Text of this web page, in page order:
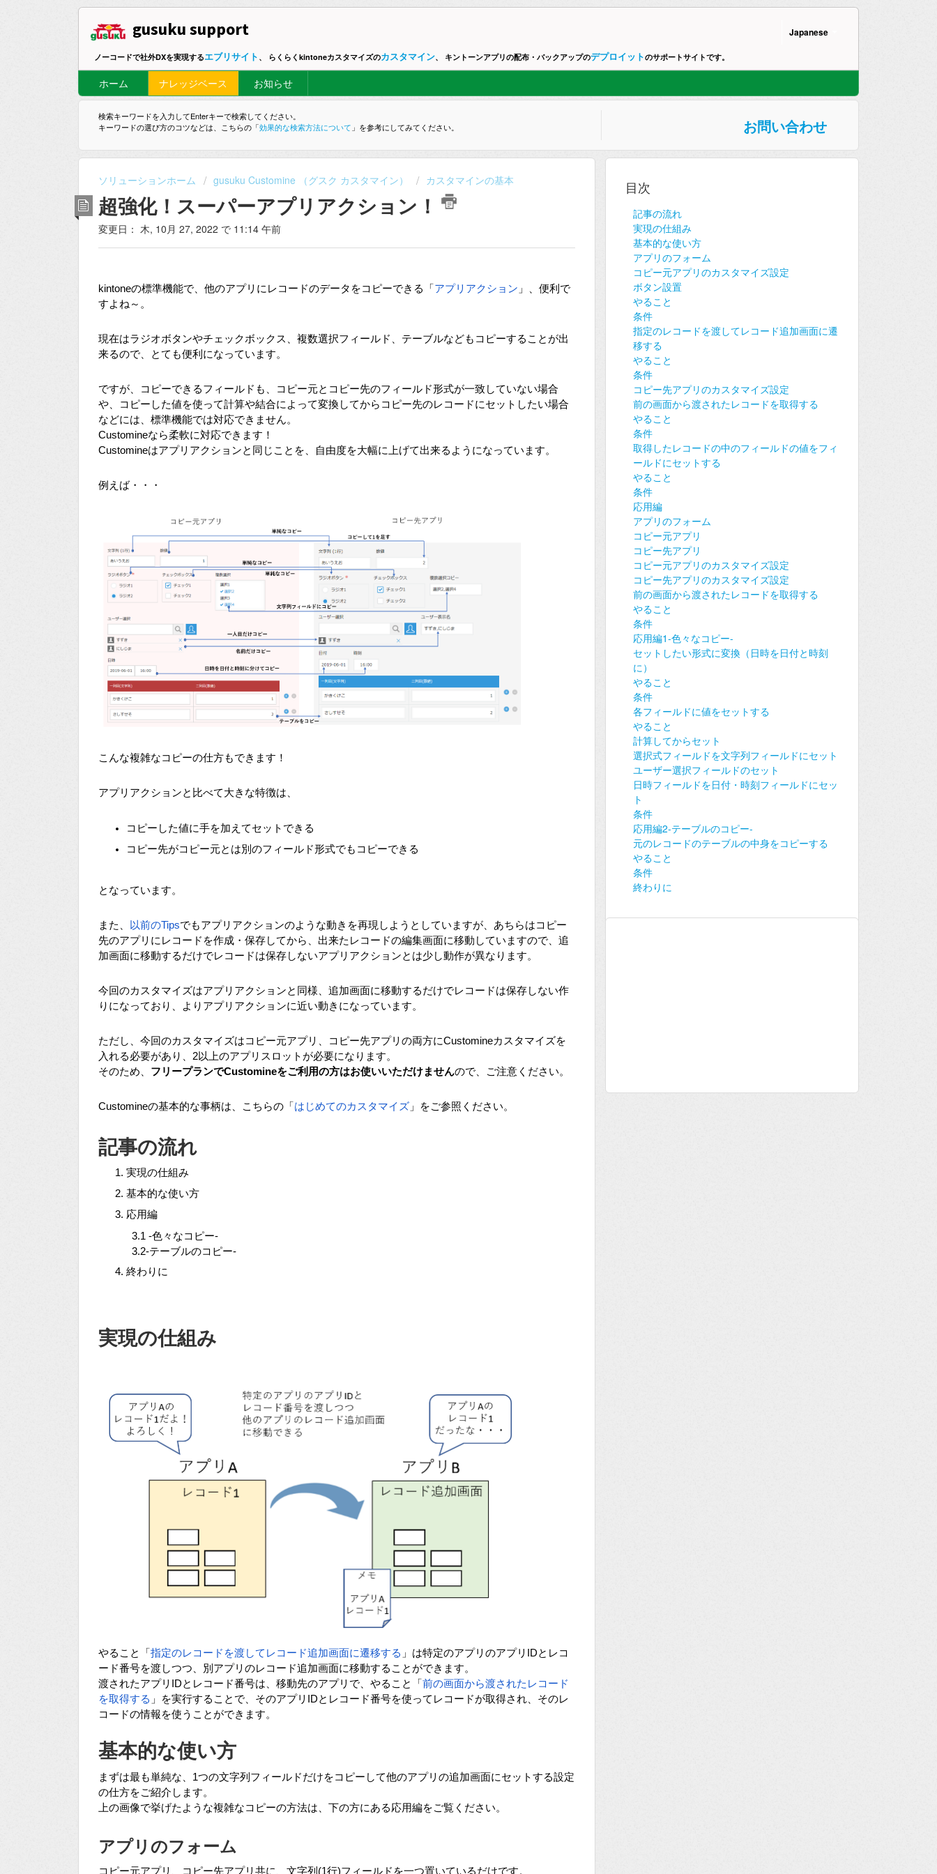
gusuku support
ノーコードで社外DXを実現するエブリサイト 、 らくらくkintoneカスタマイズのカスタマイン、 キントーンアプリの配布・バックアップのデプロイットのサポートサイトです。
Japanese
ホーム ナレッジベース お知らせ
検索キーワードを入力してEnterキーで検索してください。
キーワードの選び方のコツなどは、こちらの「効果的な検索方法について 」を参考にしてみてください。 お問い合わせ
ソリューションホーム gusuku Customine （グスク カスタマイン） カスタマインの基本
超強化！スーパーアプリアクション！
変更日： 木, 10月 27, 2022 で 11:14 午前
kintoneの標準機能で、他のアプリにレコードのデータをコピーできる「 アプリアクション 」、便利で
すよね～。
現在はラジオボタンやチェックボックス、複数選択フィールド、テーブルなどもコピーすることが出
来るので、とても便利になっています。
ですが、コピーできるフィールドも、コピー元とコピー先のフィールド形式が一致していない場合
や、コピーした値を使って計算や結合によって変換してからコピー先のレコードにセットしたい場合
などには、標準機能では対応できません。
Customineなら柔軟に対応できます！
Customineはアプリアクションと同じことを、自由度を大幅に上げて出来るようになっています。
例えば・・・
こんな複雑なコピーの仕方もできます！
アプリアクションと比べて大きな特徴は、
コピーした値に手を加えてセットできる
コピー先がコピー元とは別のフィールド形式でもコピーできる
となっています。
また、 以前のTipsでもアプリアクションのような動きを再現しようとしていますが、あちらはコピー
先のアプリにレコードを作成・保存してから、出来たレコードの編集画面に移動していますので、追
加画面に移動するだけでレコードは保存しないアプリアクションとは少し動作が異なります。
今回のカスタマイズはアプリアクションと同様、追加画面に移動するだけでレコードは保存しない作
りになっており、よりアプリアクションに近い動きになっています。
ただし、今回のカスタマイズはコピー元アプリ、コピー先アプリの両方にCustomineカスタマイズを
入れる必要があり、2以上のアプリスロットが必要になります。
そのため、 フリープランでCustomineをご利用の方はお使いいただけませんので、ご注意ください。
Customineの基本的な事柄は、こちらの「 はじめてのカスタマイズ 」をご参照ください。
記事の流れ
実現の仕組み
基本的な使い方
応用編
3.1 -色々なコピー-
3.2-テーブルのコピー-
終わりに
実現の仕組み
やること「 指定のレコードを渡してレコード追加画面に遷移する 」は特定のアプリのアプリIDとレコ
ード番号を渡しつつ、別アプリのレコード追加画面に移動することができます。
渡されたアプリIDとレコード番号は、移動先のアプリで、やること「 前の画面から渡されたレコード
を取得する 」を実行することで、そのアプリIDとレコード番号を使ってレコードが取得され、そのレ
コードの情報を使うことができます。
基本的な使い方
まずは最も単純な、1つの文字列フィールドだけをコピーして他のアプリの追加画面にセットする設定
の仕方をご紹介します。
上の画像で挙げたような複雑なコピーの方法は、下の方にある応用編をご覧ください。
アプリのフォーム
コピー元アプリ、コピー先アプリ共に、文字列(1行)フィールドを一つ置いているだけです。
目次
記事の流れ
実現の仕組み
基本的な使い方
アプリのフォーム
コピー元アプリのカスタマイズ設定
ボタン設置
やること
条件
指定のレコードを渡してレコード追加画面に遷
移する
やること
条件
コピー先アプリのカスタマイズ設定
前の画面から渡されたレコードを取得する
やること
条件
取得したレコードの中のフィールドの値をフィ
ールドにセットする
やること
条件
応用編
アプリのフォーム
コピー元アプリ
コピー先アプリ
コピー元アプリのカスタマイズ設定
コピー先アプリのカスタマイズ設定
前の画面から渡されたレコードを取得する
やること
条件
応用編1-色々なコピー-
セットしたい形式に変換（日時を日付と時刻
に）
やること
条件
各フィールドに値をセットする
やること
計算してからセット
選択式フィールドを文字列フィールドにセット
ユーザー選択フィールドのセット
日時フィールドを日付・時刻フィールドにセッ
ト
条件
応用編2-テーブルのコピー-
元のレコードのテーブルの中身をコピーする
やること
条件
終わりに